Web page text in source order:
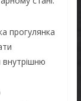
прогулянка